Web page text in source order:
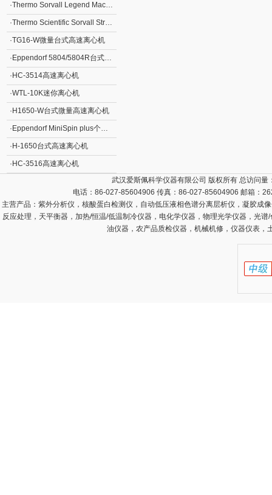
·Thermo Sorvall Legend Mach 1.6/R台式离心机
·Thermo Scientific Sorvall Stratos连续流离心机
·TG16-W微量台式高速离心机
· Eppendorf 5804/5804R台式高速大容量离心机
· HC-3514高速离心机
·WTL-10K迷你离心机
· H1650-W台式微量高速离心机
· Eppendorf MiniSpin plus个人型高速离心机
· H-1650台式高速离心机
· HC-3516高速离心机
武汉爱斯佩科学仪器有限公司 版权所有 总访问量
电话：86-027-85604906 传真：86-027-85604906 邮箱：
主营产品： 紫外分析仪，核酸蛋白检测仪，自动低压液相色谱分离层析仪，凝胶成
反应处理，天平衡器，加热/恒温/低温制冷仪器，电化学仪器，物理光学仪器，光
油仪器，农产品质检仪器，机械机修，仪器仪表，